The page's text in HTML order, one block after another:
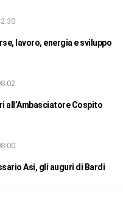
lavoro, energia e sviluppo
all’Ambasciatore Cospito
Asi, gli auguri di Bardi